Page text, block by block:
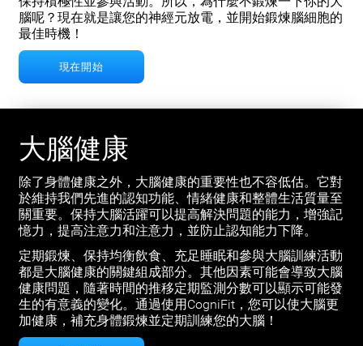
腦呢？現在就是讓您的神經元放電，並開始鍛煉腦細胞的
最佳時機！
現在開始
大腦健康
除了身體健康之外，大腦健康的重要性也不容低估。它對
於維持我們先進的認知功能、情緒健康和整體生活質量至
關重要。保持大腦活躍可以提高解決問題的能力，增強記
憶力，提高注意力和注意力，並防止認知能力下降。
定期鍛煉、保持均衡飲食、充足睡眠和參與大腦訓練活動
都是大腦健康的關鍵組成部分。其他因素可能會導致大腦
健康問題，隨著時間的推移定期監測分數可以顯示可能發
生的有意義的變化。通過使用CogniFit，您可以使大腦更
加健康，補充身體鍛煉並定期訓練您的大腦！